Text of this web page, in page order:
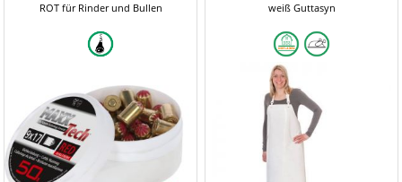
ROT für Rinder und Bullen weiß Guttasyn